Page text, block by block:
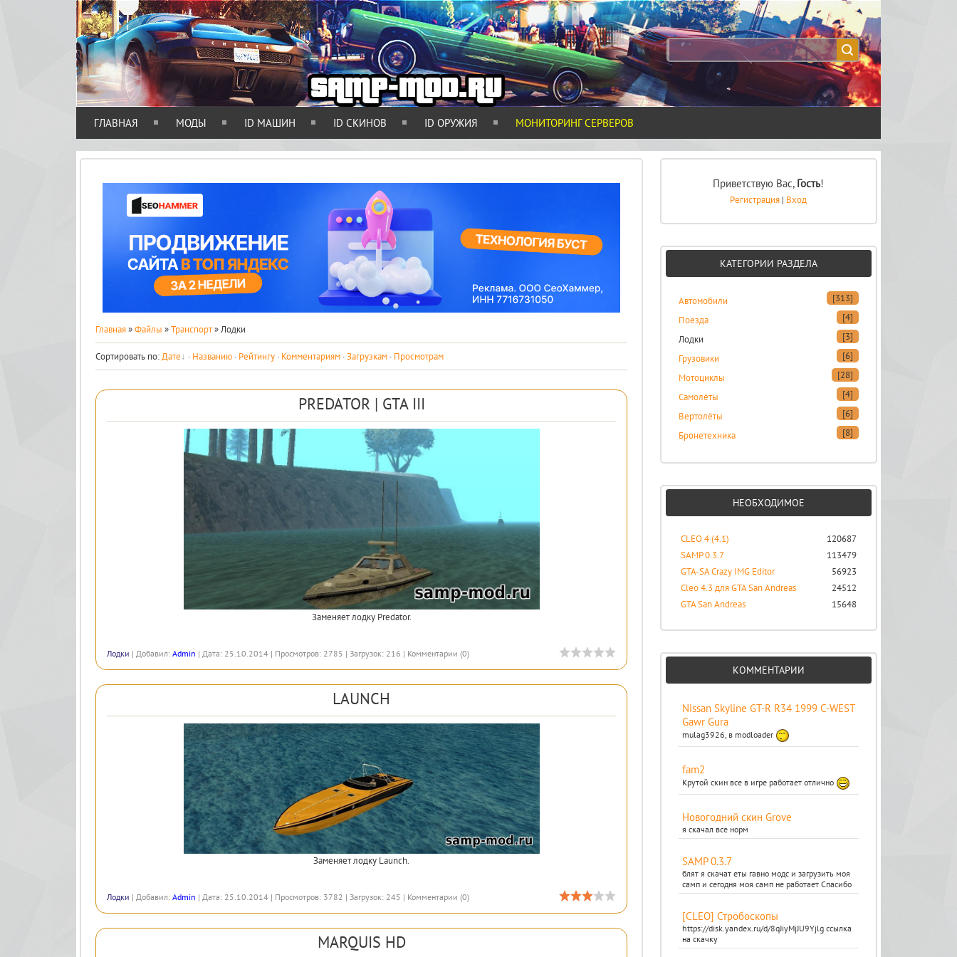
ГЛАВНАЯ МОДЫ ID МАШИН ID СКИНОВ ID ОРУЖИЯ МОНИТОРИНГ СЕРВЕРОВ
Главная»Файлы »Транспорт» Лодки
Сортировать по:Дате · Названию · Рейтингу · Комментариям ·Загрузкам · Просмотрам
PREDATOR | GTA III
Заменяет лодку Predator.
Лодки | Добавил: Admin | Дата: 25.10.2014 | Просмотров: 2785 | Загрузок: 216 | Комментарии (0)
LAUNCH
Заменяет лодку Launch.
Лодки | Добавил: Admin | Дата: 25.10.2014 | Просмотров: 3782 | Загрузок: 245 | Комментарии (0)
MARQUIS HD
Приветствую Вас, Гость!
Регистрация | Вход
КАТЕГОРИИ РАЗДЕЛА
Автомобили
[313]
Поезда
[4]
Лодки
[3]
Грузовики
[6]
Мотоциклы
[28]
Самолёты
[4]
Вертолёты
[6]
Бронетехника
[8]
НЕОБХОДИМОЕ
CLEO 4 (4.1)
120687
SAMP 0.3.7
113479
GTA-SA Crazy IMG Editor
56923
Cleo 4.3 для GTA San Andreas
24512
GTA San Andreas
15648
КОММЕНТАРИИ
Nissan Skyline GT-R R34 1999 C-WEST
Gawr Gura
mulag3926, в modloader
fam2
Крутой скин все в игре работает отлично
Новогодний скин Grove
я скачал все норм
SAMP 0.3.7
блят я скачат еты гавно модс и загрузить моя
самп и сегодня моя самп не работает Спасибо
[CLEO] Стробоскопы
https://disk.yandex.ru/d/8qJiyMjJU9Yjlg ссылка
на скачку